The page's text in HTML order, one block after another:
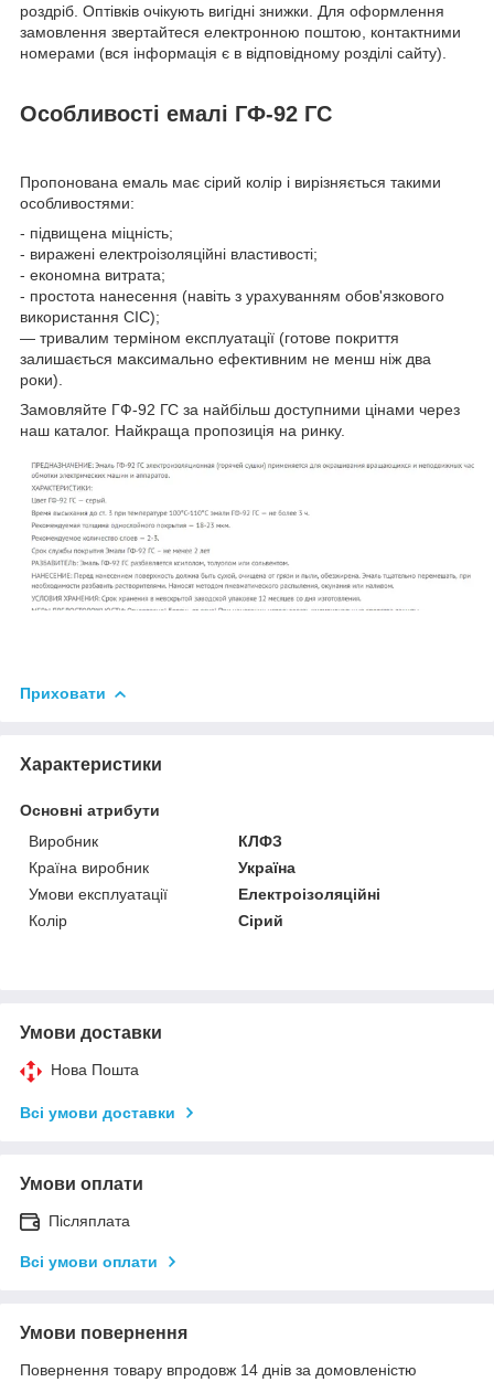
роздріб. Оптівків очікують вигідні знижки. Для оформлення
замовлення звертайтеся електронною поштою, контактними
номерами (вся інформація є в відповідному розділі сайту).
Особливості емалі ГФ-92 ГС
Пропонована емаль має сірий колір і вирізняється такими
особливостями:
- підвищена міцність;
- виражені електроізоляційні властивості;
- економна витрата;
- простота нанесення (навіть з урахуванням обов'язкового
використання СІС);
— тривалим терміном експлуатації (готове покриття
залишається максимально ефективним не менш ніж два
роки).
Замовляйте ГФ-92 ГС за найбільш доступними цінами через
наш каталог. Найкраща пропозиція на ринку.
Приховати
Характеристики
Основні атрибути
Виробник
КЛФЗ
Країна виробник
Україна
Умови експлуатації
Електроізоляційні
Колір
Сірий
Умови доставки
Нова Пошта
Всі умови доставки
Умови оплати
Післяплата
Всі умови оплати
Умови повернення
Повернення товару впродовж 14 днів за домовленістю